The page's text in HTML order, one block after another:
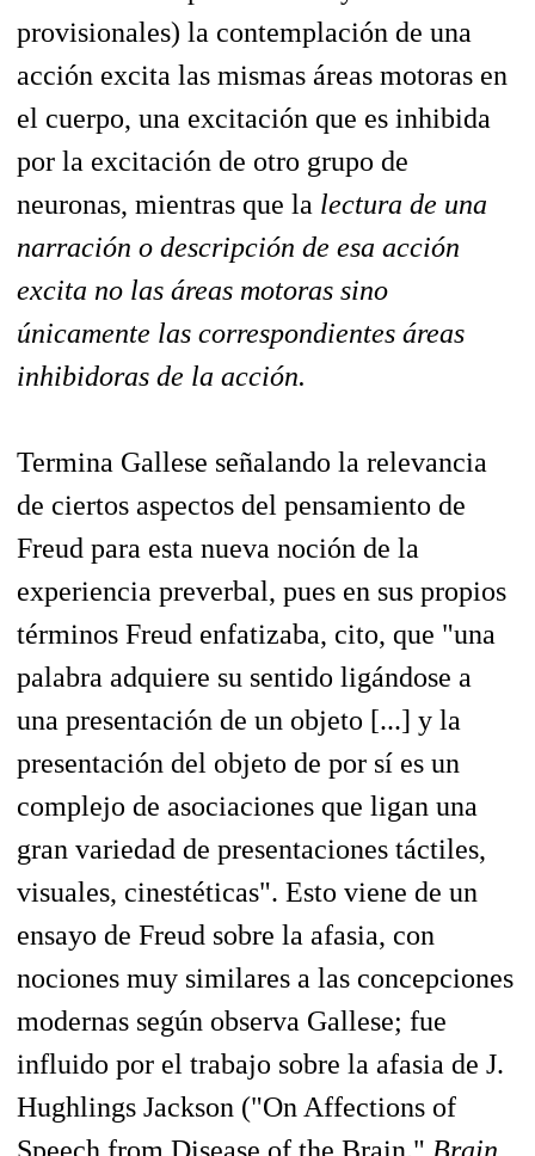
provisionales) la contemplación de una
acción excita las mismas áreas motoras en
el cuerpo, una excitación que es inhibida
por la excitación de otro grupo de
neuronas, mientras que la lectura de una
narración o descripción de esa acción
excita no las áreas motoras sino
únicamente las correspondientes áreas
inhibidoras de la acción.
Termina Gallese señalando la relevancia
de ciertos aspectos del pensamiento de
Freud para esta nueva noción de la
experiencia preverbal, pues en sus propios
términos Freud enfatizaba, cito, que "una
palabra adquiere su sentido ligándose a
una presentación de un objeto [...] y la
presentación del objeto de por sí es un
complejo de asociaciones que ligan una
gran variedad de presentaciones táctiles,
visuales, cinestéticas". Esto viene de un
ensayo de Freud sobre la afasia, con
nociones muy similares a las concepciones
modernas según observa Gallese; fue
influido por el trabajo sobre la afasia de J.
Hughlings Jackson ("On Affections of
Speech from Disease of the Brain." Brain